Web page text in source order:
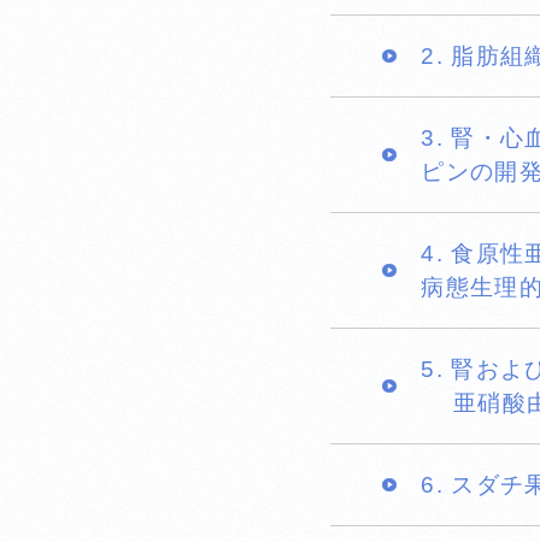
2. 脂肪組
3. 腎・心
ピンの開
4. 食原性
病態生理
5. 腎およ
亜硝酸
6. スダチ